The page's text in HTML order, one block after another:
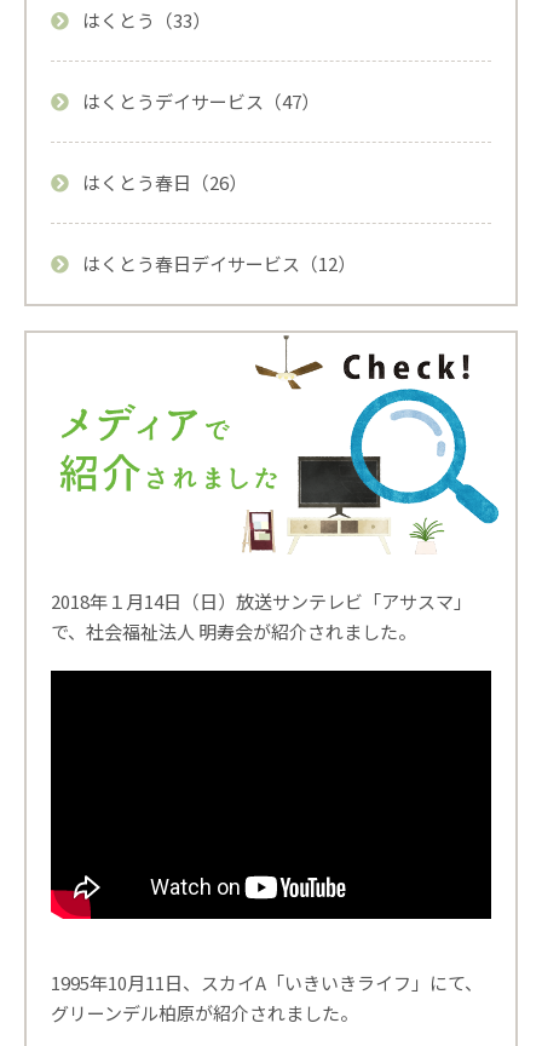
はくとう（33）
はくとうデイサービス（47）
はくとう春日（26）
はくとう春日デイサービス（12）
2018年１月14日（日）放送サンテレビ「アサスマ」
で、社会福祉法人 明寿会が紹介されました。
1995年10月11日、スカイA「いきいきライフ」にて、
グリーンデル柏原が紹介されました。